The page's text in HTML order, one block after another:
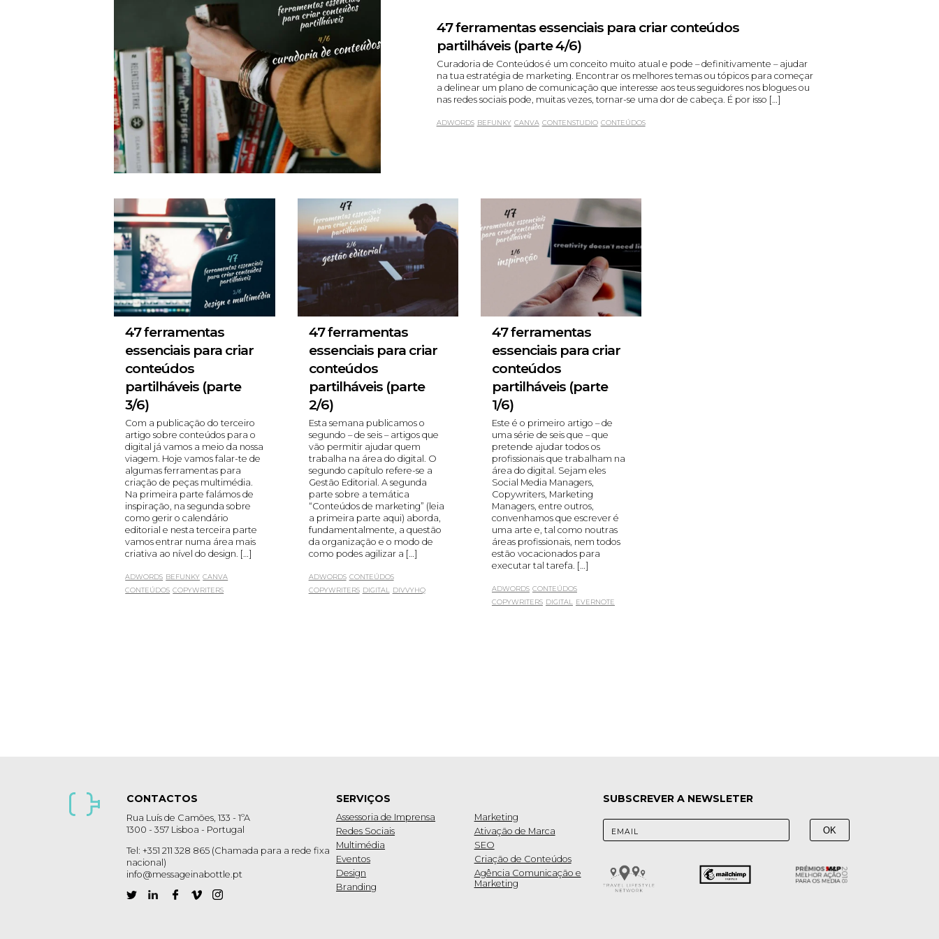
47 ferramentas essenciais para criar conteúdos
partilháveis (parte 4/6)
Curadoria de Conteúdos é um conceito muito atual e pode – definitivamente – ajudar
na tua estratégia de marketing. Encontrar os melhores temas ou tópicos para começar
a delinear um plano de comunicação que interesse aos teus seguidores nos blogues ou
nas redes sociais pode, muitas vezes, tornar-se uma dor de cabeça. É por isso […]
ADWORDS BEFUNKY CANVA CONTENSTUDIO CONTEÚDOS
47 ferramentas
essenciais para criar
conteúdos
partilháveis (parte
3/6)
Com a publicação do terceiro
artigo sobre conteúdos para o
digital já vamos a meio da nossa
viagem. Hoje vamos falar-te de
algumas ferramentas para
criação de peças multimédia.
Na primeira parte falámos de
inspiração, na segunda sobre
como gerir o calendário
editorial e nesta terceira parte
vamos entrar numa área mais
criativa ao nível do design. […]
ADWORDS BEFUNKY CANVA
CONTEÚDOS COPYWRITERS
47 ferramentas
essenciais para criar
conteúdos
partilháveis (parte
2/6)
Esta semana publicamos o
segundo – de seis – artigos que
vão permitir ajudar quem
trabalha na área do digital. O
segundo capítulo refere-se a
Gestão Editorial. A segunda
parte sobre a temática
“Conteúdos de marketing” (leia
a primeira parte aqui) aborda,
fundamentalmente, a questão
da organização e o modo de
como podes agilizar a […]
ADWORDS CONTEÚDOS
COPYWRITERS DIGITAL DIVVYHQ
47 ferramentas
essenciais para criar
conteúdos
partilháveis (parte
1/6)
Este é o primeiro artigo – de
uma série de seis que – que
pretende ajudar todos os
profissionais que trabalham na
área do digital. Sejam eles
Social Media Managers,
Copywriters, Marketing
Managers, entre outros,
convenhamos que escrever é
uma arte e, tal como noutras
áreas profissionais, nem todos
estão vocacionados para
executar tal tarefa. […]
ADWORDS CONTEÚDOS
COPYWRITERS DIGITAL EVERNOTE
CONTACTOS
Rua Luís de Camões, 133 - 1ºA
1300 - 357 Lisboa - Portugal
Tel: +351 211 328 865 (Chamada para a rede fixa
nacional)
info@messageinabottle.pt
SERVIÇOS
Assessoria de Imprensa
Redes Sociais
Multimédia
Eventos
Design
Branding
Marketing
Ativação de Marca
SEO
Criação de Conteúdos
Agência Comunicação e
Marketing
SUBSCREVER A NEWSLETER